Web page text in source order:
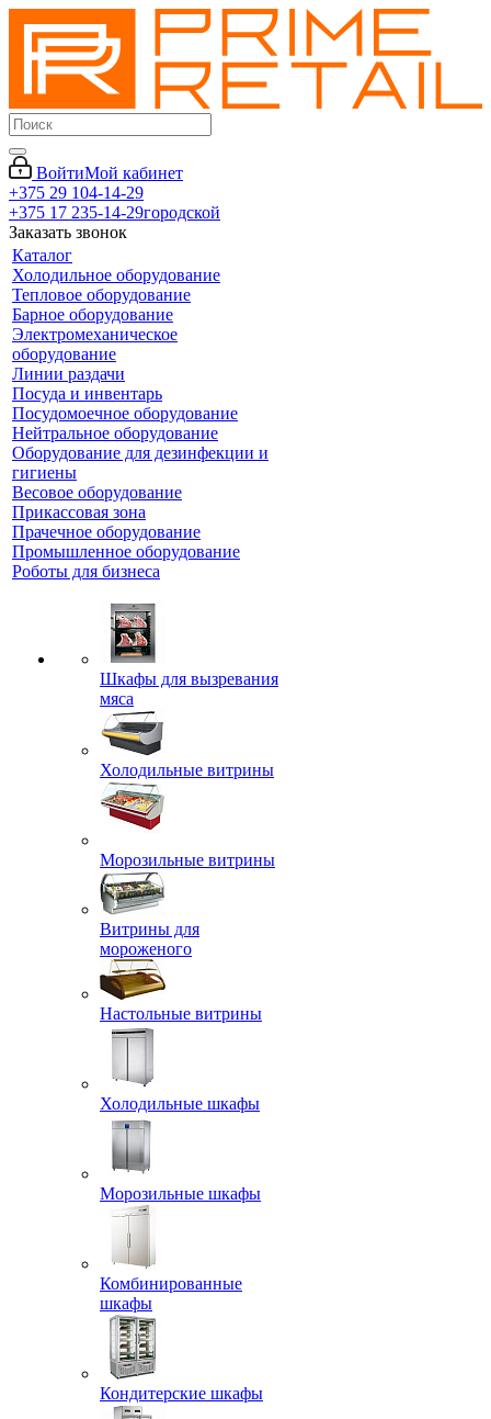
ВойтиМой кабинет
+375 29 104-14-29
+375 17 235-14-29городской
Заказать звонок
Каталог
Холодильное оборудование
Тепловое оборудование
Барное оборудование
Электромеханическое
оборудование
Линии раздачи
Посуда и инвентарь
Посудомоечное оборудование
Нейтральное оборудование
Оборудование для дезинфекции и
гигиены
Весовое оборудование
Прикассовая зона
Прачечное оборудование
Промышленное оборудование
Роботы для бизнеса
Шкафы для вызревания
мяса
Холодильные витрины
Морозильные витрины
Витрины для
мороженого
Настольные витрины
Холодильные шкафы
Морозильные шкафы
Комбинированные
шкафы
Кондитерские шкафы